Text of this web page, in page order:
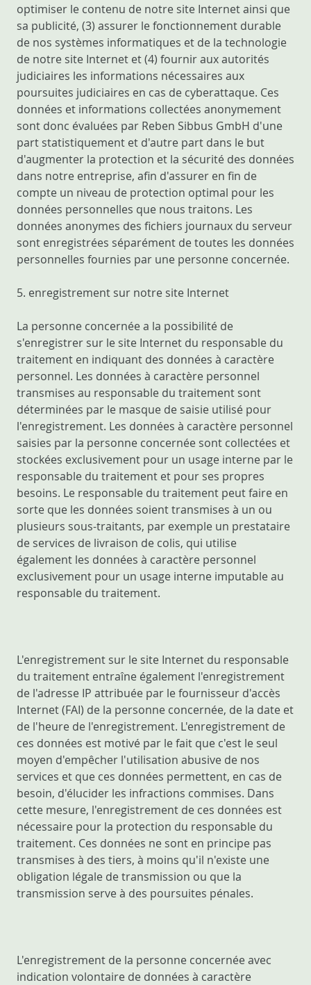
optimiser le contenu de notre site Internet ainsi que
sa publicité, (3) assurer le fonctionnement durable
de nos systèmes informatiques et de la technologie
de notre site Internet et (4) fournir aux autorités
judiciaires les informations nécessaires aux
poursuites judiciaires en cas de cyberattaque. Ces
données et informations collectées anonymement
sont donc évaluées par Reben Sibbus GmbH d'une
part statistiquement et d'autre part dans le but
d'augmenter la protection et la sécurité des données
dans notre entreprise, afin d'assurer en fin de
compte un niveau de protection optimal pour les
données personnelles que nous traitons. Les
données anonymes des fichiers journaux du serveur
sont enregistrées séparément de toutes les données
personnelles fournies par une personne concernée.
5. enregistrement sur notre site Internet
La personne concernée a la possibilité de
s'enregistrer sur le site Internet du responsable du
traitement en indiquant des données à caractère
personnel. Les données à caractère personnel
transmises au responsable du traitement sont
déterminées par le masque de saisie utilisé pour
l'enregistrement. Les données à caractère personnel
saisies par la personne concernée sont collectées et
stockées exclusivement pour un usage interne par le
responsable du traitement et pour ses propres
besoins. Le responsable du traitement peut faire en
sorte que les données soient transmises à un ou
plusieurs sous-traitants, par exemple un prestataire
de services de livraison de colis, qui utilise
également les données à caractère personnel
exclusivement pour un usage interne imputable au
responsable du traitement.
L'enregistrement sur le site Internet du responsable
du traitement entraîne également l'enregistrement
de l'adresse IP attribuée par le fournisseur d'accès
Internet (FAI) de la personne concernée, de la date et
de l'heure de l'enregistrement. L'enregistrement de
ces données est motivé par le fait que c'est le seul
moyen d'empêcher l'utilisation abusive de nos
services et que ces données permettent, en cas de
besoin, d'élucider les infractions commises. Dans
cette mesure, l'enregistrement de ces données est
nécessaire pour la protection du responsable du
traitement. Ces données ne sont en principe pas
transmises à des tiers, à moins qu'il n'existe une
obligation légale de transmission ou que la
transmission serve à des poursuites pénales.
L'enregistrement de la personne concernée avec
indication volontaire de données à caractère